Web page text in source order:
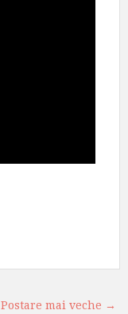
Postare mai veche →